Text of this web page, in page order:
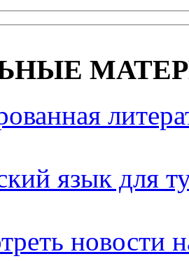
язык для
новости